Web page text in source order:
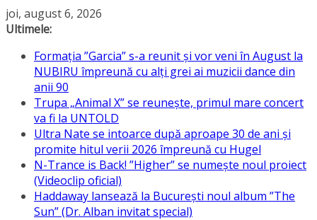
Sari
la
joi, august 6, 2026
Ultimele:
Formația ”Garcia” s-a reunit și vor veni în August la
NUBIRU împreună cu alți grei ai muzicii dance din
anii 90
Trupa „Animal X” se reunește, primul mare concert
va fi la UNTOLD
Ultra Nate se intoarce după aproape 30 de ani și
promite hitul verii 2026 împreună cu Hugel
N-Trance is Back! ”Higher” se numește noul proiect
(Videoclip oficial)
Haddaway lansează la București noul album ”The
Sun” (Dr. Alban invitat special)